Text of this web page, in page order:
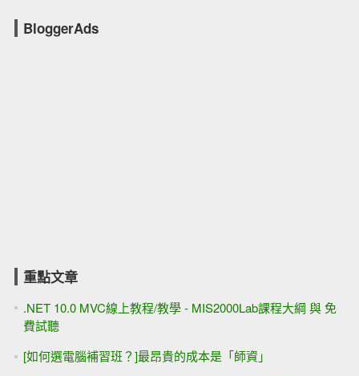
BloggerAds
重點文章
.NET 10.0 MVC線上教程/教學 - MIS2000Lab課程大綱 與 免
費試聽
[如何選電腦補習班？]最昂貴的成本是「師資」